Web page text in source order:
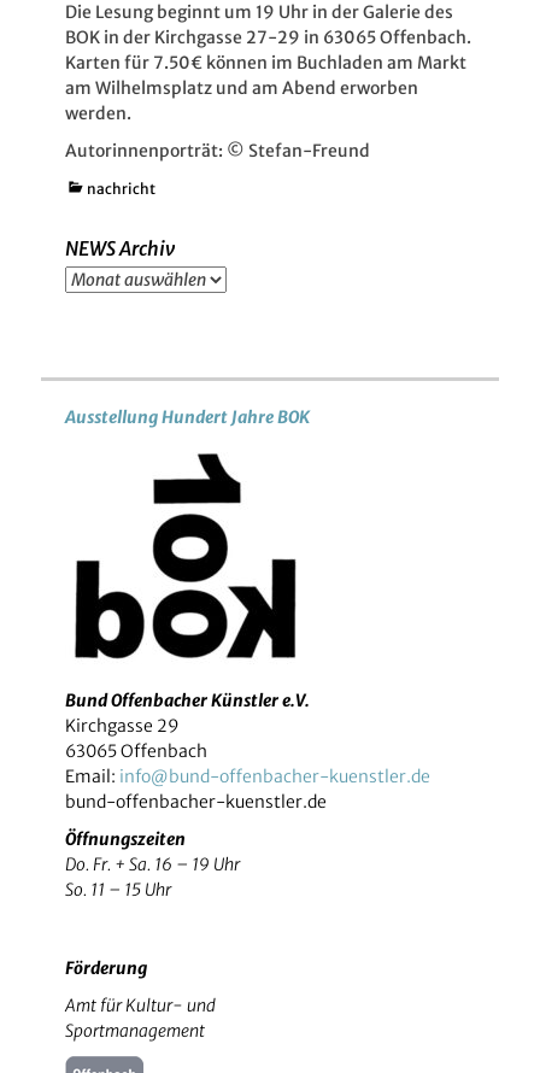
Die Lesung beginnt um 19 Uhr in der Galerie des
BOK in der Kirchgasse 27-29 in 63065 Offenbach.
Karten für 7.50€ können im Buchladen am Markt
am Wilhelmsplatz und am Abend erworben
werden.
Autorinnenporträt: © Stefan-Freund
Kategorien
nachricht
NEWS Archiv
NEWS
Ausstellung Hundert Jahre BOK
Bund Offenbacher Künstler e.V.
Kirchgasse 29
63065 Offenbach
Email: info@bund-offenbacher-kuenstler.de
bund-offenbacher-kuenstler.de
Öffnungszeiten
Do. Fr. + Sa. 16 – 19 Uhr
So. 11 – 15 Uhr
Förderung
Amt für Kultur- und
Sportmanagement